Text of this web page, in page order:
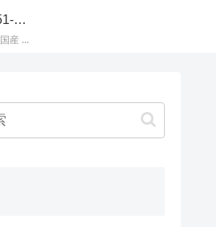
国産の軟水（硬度 51-100mg/L）
軟水 ミネラルウォーター 国産 （ 硬度 51 ～ 100 ）に関する情報です。日本のミネラルウォーターはほとんどが軟水ですが、その中でも硬度が 51 ～ 100mg/L までの 軟水 を紹介します。